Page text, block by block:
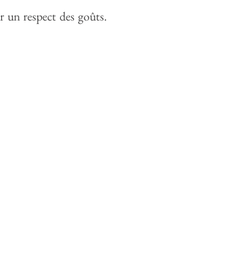
un respect des goûts.